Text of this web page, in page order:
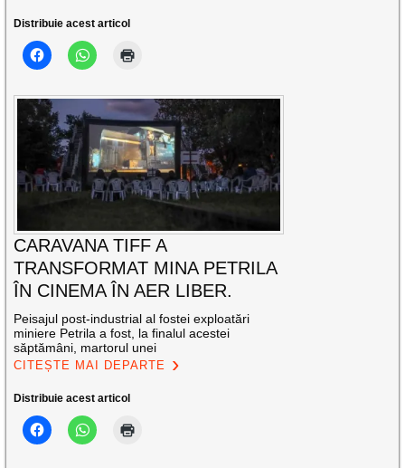
Distribuie acest articol
CARAVANA TIFF A
TRANSFORMAT MINA PETRILA
ÎN CINEMA ÎN AER LIBER.
Peisajul post-industrial al fostei exploatări
miniere Petrila a fost, la finalul acestei
săptămâni, martorul unei
CITEȘTE MAI DEPARTE
Distribuie acest articol